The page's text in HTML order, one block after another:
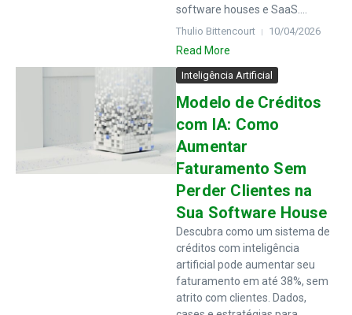
software houses e SaaS....
Thulio Bittencourt 10/04/2026
Read More
Inteligência Artificial
Modelo de Créditos
com IA: Como
Aumentar
Faturamento Sem
Perder Clientes na
Sua Software House
Descubra como um sistema de
créditos com inteligência
artificial pode aumentar seu
faturamento em até 38%, sem
atrito com clientes. Dados,